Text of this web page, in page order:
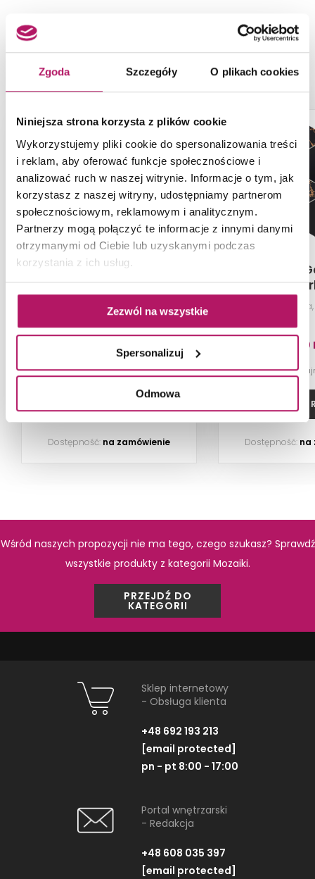
Zgoda Szczegóły O plikach cookies
Niniejsza strona korzysta z plików cookie
Wykorzystujemy pliki cookie do spersonalizowania treści
i reklam, aby oferować funkcje społecznościowe i
analizować ruch w naszej witrynie. Informacje o tym, jak
korzystasz z naszej witryny, udostępniamy partnerom
społecznościowym, reklamowym i analitycznym.
Partnerzy mogą połączyć te informacje z innymi danymi
otrzymanymi od Ciebie lub uzyskanymi podczas
korzystania z ich usług.
Zezwól na wszystkie
Spersonalizuj
Odmowa
Tubądzin Colour Yellow
Listwa ścienna, 1,5x59,3 cm
NASZE PROPOZYCJE ZAMIAST
PRODUKTU TUBĄDZIN COLOUR
VIOLET
Cerrad Apenino
Antracyt Lappato 30285
Mozaika, 29,7x29,7 cm
Dostępność: na zamówienie
Tubądzin
Mozaika
78,00
-4% od 81,10 PLN
ZOBACZ
Dostępność: na
Wśród naszych propozycji nie ma tego, czego szukasz? Sprawdź
wszystkie produkty z kategorii Mozaiki.
PRZEJDŹ DO
KATEGORII
Sklep internetowy
- Obsługa klienta
+48 692 193 213
[email protected]
pn - pt 8:00 - 17:00
Portal wnętrzarski
- Redakcja
+48 608 035 397
[email protected]